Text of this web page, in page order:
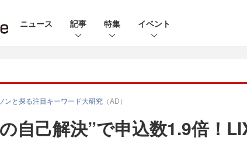
ニュース 記事 特集 イベント
ンと探る注目キーワード大研究 （AD）
自己解決”で申込数1.9倍！